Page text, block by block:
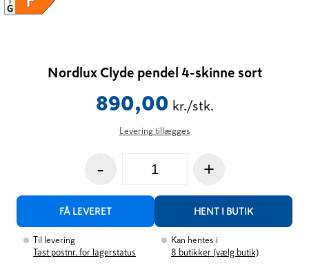
Nordlux Clyde pendel 4-skinne sort
890,00 kr./stk.
Levering tillægges
- +
FÅ LEVERET HENT I BUTIK
Til levering
Tast postnr. for lagerstatus
Kan hentes i
8 butikker (vælg butik)